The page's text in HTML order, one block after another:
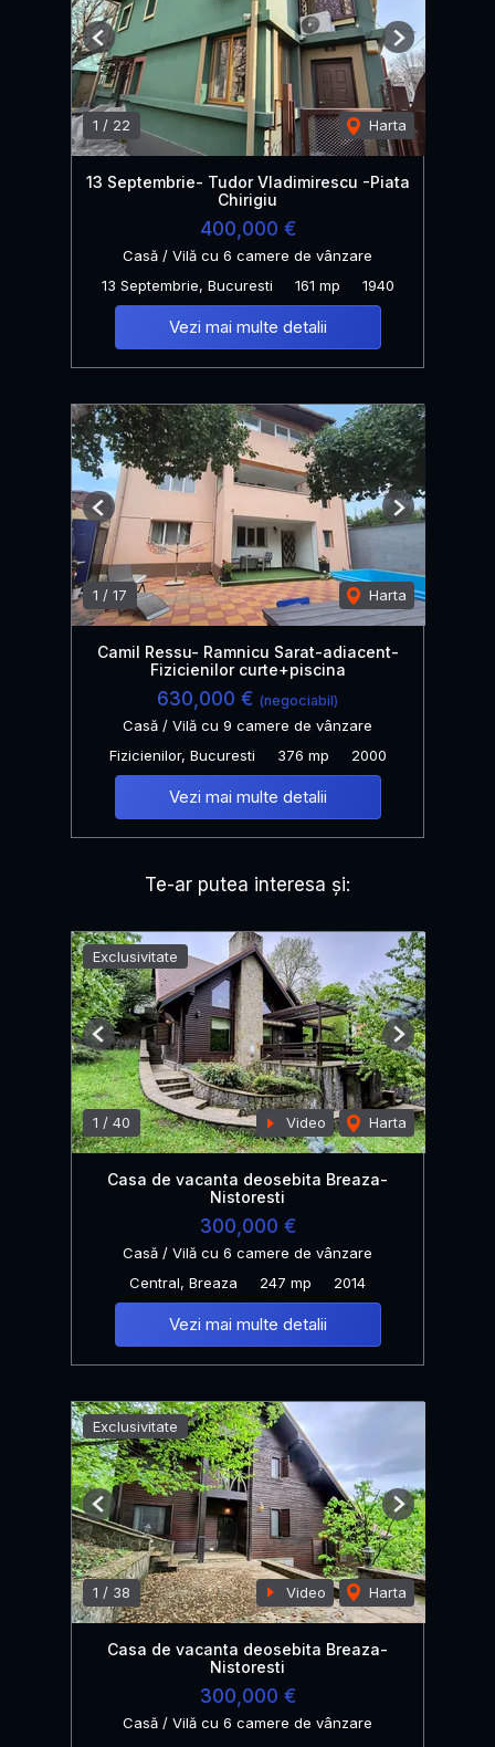
1 / 22 Harta
Previous Next
13 Septembrie- Tudor Vladimirescu -Piata
Chirigiu
400,000 €
Casă / Vilă cu 6 camere de vânzare
13 Septembrie, Bucuresti
161 mp 1940
Vezi mai multe detalii
1 / 17 Harta
Previous Next
Camil Ressu- Ramnicu Sarat-adiacent-
Fizicienilor curte+piscina
630,000 € (negociabil)
Casă / Vilă cu 9 camere de vânzare
Fizicienilor, Bucuresti
376 mp 2000
Vezi mai multe detalii
Te-ar putea interesa și:
Exclusivitate
1 / 40 Video Harta
Previous Next
Casa de vacanta deosebita Breaza-
Nistoresti
300,000 €
Casă / Vilă cu 6 camere de vânzare
Central, Breaza
247 mp 2014
Vezi mai multe detalii
Exclusivitate
1 / 38 Video Harta
Previous Next
Casa de vacanta deosebita Breaza-
Nistoresti
300,000 €
Casă / Vilă cu 6 camere de vânzare